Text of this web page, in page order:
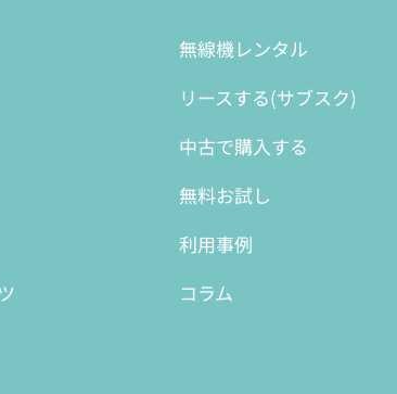
無線機レンタル
リースする(サブスク)
中古で購入する
無料お試し
利用事例
コラム